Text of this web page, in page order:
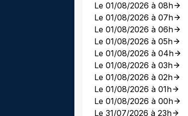
Le 01/08/2026 à 08h
Le 01/08/2026 à 07h
Le 01/08/2026 à 06h
Le 01/08/2026 à 05h
Le 01/08/2026 à 04h
Le 01/08/2026 à 03h
Le 01/08/2026 à 02h
Le 01/08/2026 à 01h
Le 01/08/2026 à 00h
Le 31/07/2026 à 23h